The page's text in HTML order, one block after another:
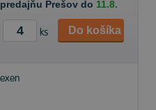
Prešov do 11.8.
ks Do košíka